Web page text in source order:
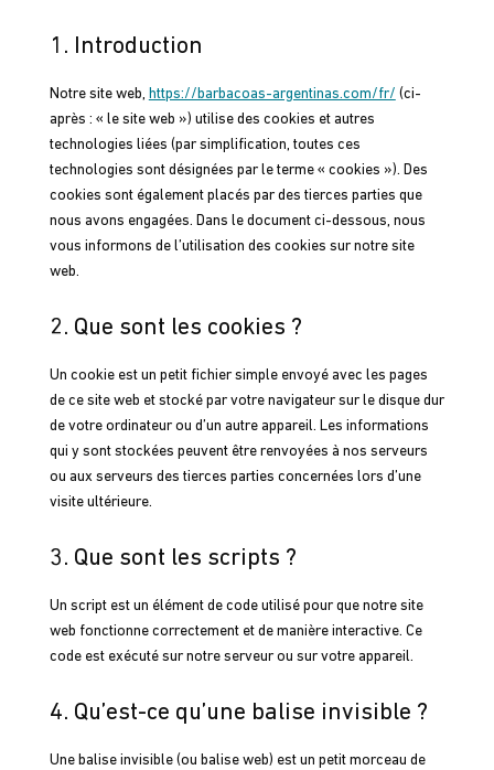
1. Introduction
Notre site web, https://barbacoas-argentinas.com/fr/ (ci-
après : « le site web ») utilise des cookies et autres
technologies liées (par simplification, toutes ces
technologies sont désignées par le terme « cookies »). Des
cookies sont également placés par des tierces parties que
nous avons engagées. Dans le document ci-dessous, nous
vous informons de l’utilisation des cookies sur notre site
web.
2. Que sont les cookies ?
Un cookie est un petit fichier simple envoyé avec les pages
de ce site web et stocké par votre navigateur sur le disque dur
de votre ordinateur ou d’un autre appareil. Les informations
qui y sont stockées peuvent être renvoyées à nos serveurs
ou aux serveurs des tierces parties concernées lors d’une
visite ultérieure.
3. Que sont les scripts ?
Un script est un élément de code utilisé pour que notre site
web fonctionne correctement et de manière interactive. Ce
code est exécuté sur notre serveur ou sur votre appareil.
4. Qu’est-ce qu’une balise invisible ?
Une balise invisible (ou balise web) est un petit morceau de